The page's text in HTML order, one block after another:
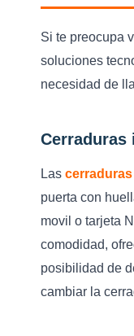
Si te preocupa
soluciones
necesidad de
Cerraduras
Las
puerta con
movil o tarjeta
comodidad,
posibilidad de
cambiar la